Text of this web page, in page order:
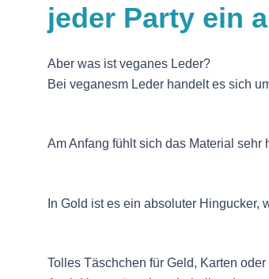
jeder Party ein
Aber was ist veganes Leder?
Bei veganesm Leder handelt es sich
Am Anfang fühlt sich das Material
In Gold ist es ein absoluter Hingucker,
Tolles Täschchen für Geld, Karten